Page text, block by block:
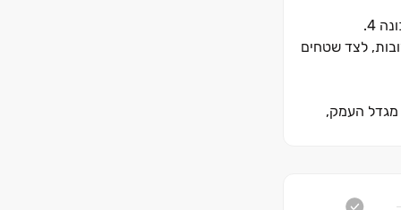
לצד שטחים
מגדל העמק,